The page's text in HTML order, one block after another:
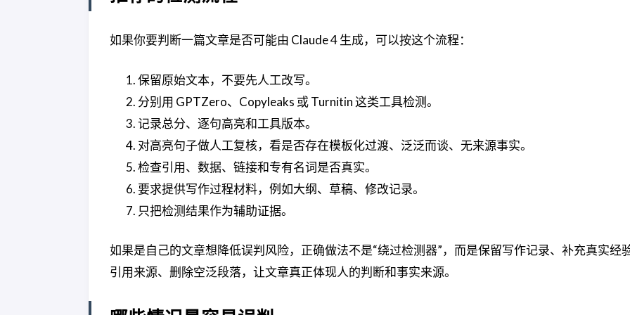
如果你要判断一篇文章是否可能由 Claude 4 生成，可以按这个流程：
保留原始文本，不要先人工改写。
分别用 GPTZero、Copyleaks 或 Turnitin 这类工具检测。
记录总分、逐句高亮和工具版本。
对高亮句子做人工复核，看是否存在模板化过渡、泛泛而谈、无来源事实。
检查引用、数据、链接和专有名词是否真实。
要求提供写作过程材料，例如大纲、草稿、修改记录。
只把检测结果作为辅助证据。
如果是自己的文章想降低误判风险，正确做法不是“绕过检测器”，而是保留写作记录、补充真实经
引用来源、删除空泛段落，让文章真正体现人的判断和事实来源。